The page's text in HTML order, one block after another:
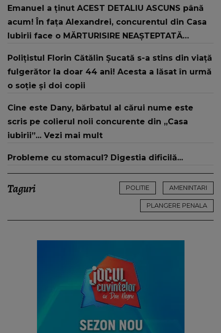
Emanuel a ținut ACEST DETALIU ASCUNS până
acum! În fața Alexandrei, concurentul din Casa
Iubirii face o MĂRTURISIRE NEAȘTEPTATĂ
te iubesc pentru că..."
Polițistul Florin Cătălin Șucată s-a stins din viață
fulgerător la doar 44 ani! Acesta a lăsat în urmă
o soție și doi copii
Cine este Dany, bărbatul al cărui nume este
scris pe colierul noii concurente din „Casa
iubirii”... Vezi mai mult
Probleme cu stomacul? Digestia dificilă...
Taguri POLITIE AMENINTARI
PLANGERE PENALA